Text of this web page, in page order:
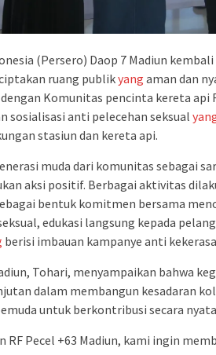
(Persero) Daop 7 Madiun
ruang publikyang aman dan
Komunitas pencinta kereta api
sosialisasi anti pelecehan seksual
stasiun dan kereta api.
muda dari komunitas sebagai
aksi positif. Berbagai aktivitas
bentuk komitmen bersama
edukasi langsung kepada
berisi imbauan kampanye anti
Tohari, menyampaikan bahwa
dalam membangun kesadaran
untuk berkontribusi secara
RF Pecel +63 Madiun, kami ingin